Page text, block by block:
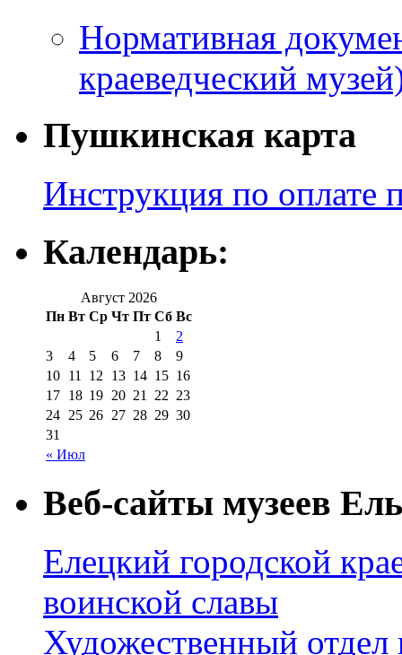
Нормативная
краеведческий
Пушкинская карта
Инструкция по оплате
Календарь:
Август 2026
Пн Вт Ср Чт Пт Сб Вс
« Июл
1
2
3
4 5 6 7 8
9
10 11 12 13 14 15 16
17 18 19 20 21 22 23
24 25 26 27 28 29 30
31
Веб-сайты музеев
Елецкий городской
воинской славы
Художественный отдел